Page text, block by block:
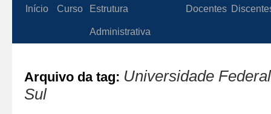
Início Curso Estrutura
Administrativa
Docentes
Arquivo da tag: Universidade
Sul